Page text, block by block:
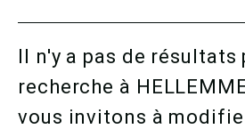
Il n'y a pas de résultats
recherche à
vous invitons à